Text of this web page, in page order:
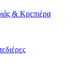
& Κρεπιέρα